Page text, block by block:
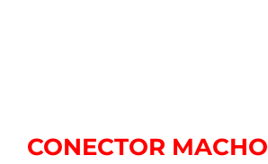
CONECTOR